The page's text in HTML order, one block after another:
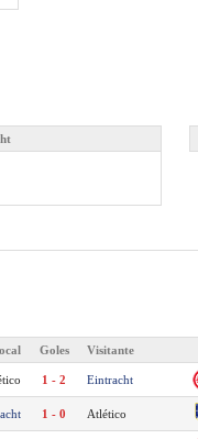
Goles Visitante
1 - 2 Eintracht
1 - 0 Atlético